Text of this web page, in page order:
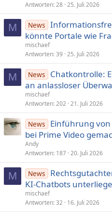
Antworten 28 25. Juli 2026
M News
könnte Portale wie
mischaef
Antworten 39 25. Juli 2026
M News
Chatkontrolle:
an anlassloser
mischaef
Antworten 202 21. Juli 2026
News
Einführung
bei Prime Video
Andy
Antworten 187 20. Juli 2026
M News
KI-Chatbots
mischaef
Antworten 32 16. Juli 2026